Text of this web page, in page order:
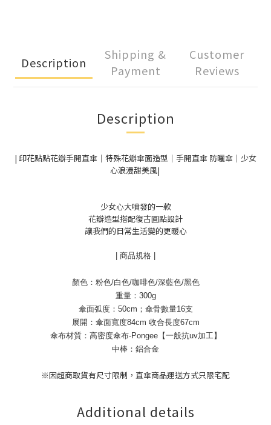
Description
Shipping &
Payment
Customer
Reviews
Description
| 印花點點花瓣手開直傘｜特殊花瓣傘面造型｜手開直傘 防曬傘｜少女
心浪漫甜美風|
少女心大噴發的一款
花瓣造型搭配復古圓點設計
讓我們的日常生活變的更暖心
商品規格
顏色：粉色/白色/咖啡色/深藍色/黑色
重量： 300g
傘面弧度： 50cm ；傘骨數量16支
展開：傘面寬度84cm 收合長度67cm
傘布材質：高密度傘布-Pongee【一般抗uv加工】
中棒：鋁合金
※因超商取貨有尺寸限制，直傘商品運送方式只限宅配
Additional details